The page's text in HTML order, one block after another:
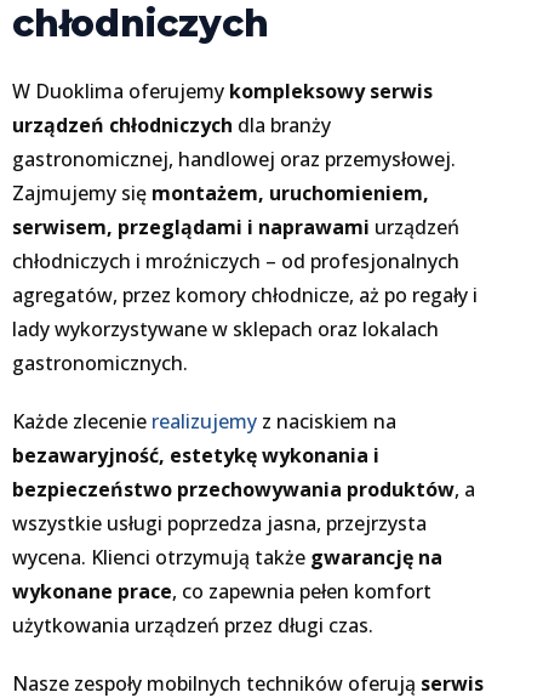
chłodniczych
W Duoklima oferujemy kompleksowy serwis
urządzeń chłodniczych dla branży
gastronomicznej, handlowej oraz przemysłowej.
Zajmujemy się montażem, uruchomieniem,
serwisem, przeglądami i naprawami urządzeń
chłodniczych i mroźniczych – od profesjonalnych
agregatów, przez komory chłodnicze, aż po regały i
lady wykorzystywane w sklepach oraz lokalach
gastronomicznych.
Każde zlecenie realizujemy z naciskiem na
bezawaryjność, estetykę wykonania i
bezpieczeństwo przechowywania produktów, a
wszystkie usługi poprzedza jasna, przejrzysta
wycena. Klienci otrzymują także gwarancję na
wykonane prace, co zapewnia pełen komfort
użytkowania urządzeń przez długi czas.
Nasze zespoły mobilnych techników oferują serwis